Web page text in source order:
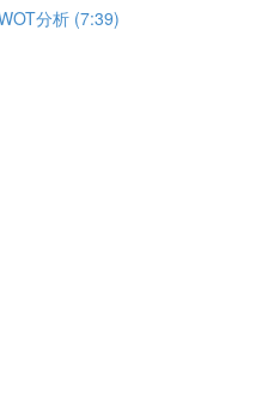
分析 (7:39)